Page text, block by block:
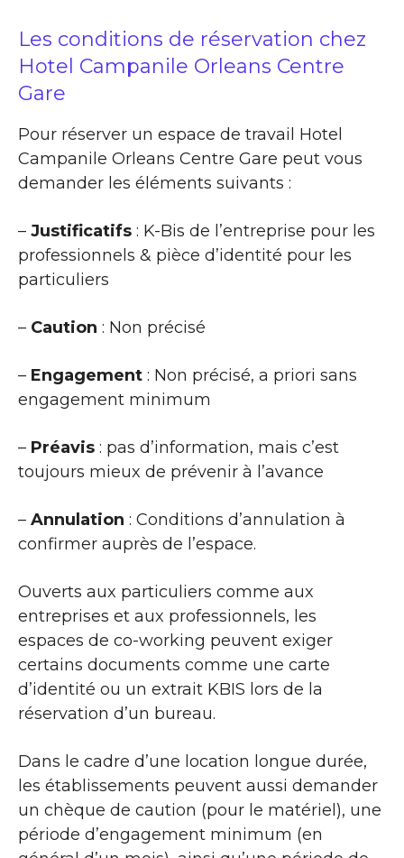
Les conditions de réservation chez
Hotel Campanile Orleans Centre
Gare
Pour réserver un espace de travail Hotel
Campanile Orleans Centre Gare peut vous
demander les éléments suivants :
– Justificatifs : K-Bis de l’entreprise pour les
professionnels & pièce d’identité pour les
particuliers
– Caution : Non précisé
– Engagement : Non précisé, a priori sans
engagement minimum
– Préavis : pas d’information, mais c’est
toujours mieux de prévenir à l’avance
– Annulation : Conditions d’annulation à
confirmer auprès de l’espace.
Ouverts aux particuliers comme aux
entreprises et aux professionnels, les
espaces de co-working peuvent exiger
certains documents comme une carte
d’identité ou un extrait KBIS lors de la
réservation d’un bureau.
Dans le cadre d’une location longue durée,
les établissements peuvent aussi demander
un chèque de caution (pour le matériel), une
période d’engagement minimum (en